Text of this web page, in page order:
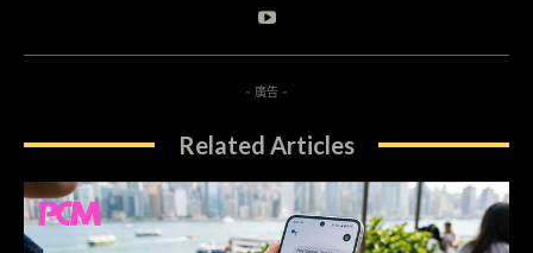
- 廣告 -
Related Articles